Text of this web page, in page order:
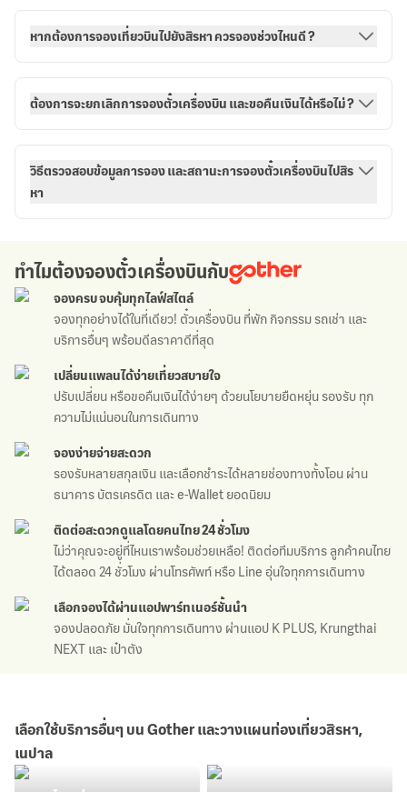
หากต้องการจองเที่ยวบินไปยังสิรหา ควรจองช่วงไหนดี ?
ต้องการจะยกเลิกการจองตั๋วเครื่องบิน และขอคืนเงินได้หรือไม่ ?
วิธีตรวจสอบข้อมูลการจอง และสถานะการจองตั๋วเครื่องบินไปสิร
หา
ทำไมต้องจองตั๋วเครื่องบินกับ
กับ
จองครบ จบคุ้มทุกไลฟ์สไตล์
จองทุกอย่างได้ในที่เดียว! ตั๋วเครื่องบิน ที่พัก กิจกรรมรถเช่า และ
บริการอื่นๆพร้อมดีลราคาดีที่สุด
เปลี่ยนแพลนได้ง่ายเที่ยวสบายใจ
ปรับเปลี่ยน หรือขอคืนเงินได้ง่ายๆ ด้วยนโยบายยืดหยุ่น รองรับทุก
ความไม่แน่นอนในการเดินทาง
จองง่ายจ่ายสะดวก
รองรับหลายสกุลเงิน และเลือกชำระได้หลายช่องทางทั้งโอนผ่าน
ธนาคาร บัตรเครดิต และ e-Wallet ยอดนิยม
ติดต่อสะดวกดูแลโดยคนไทย 24 ชั่วโมง
ไม่ว่าคุณจะอยู่ที่ไหนเราพร้อมช่วยเหลือ! ติดต่อทีมบริการลูกค้าคนไทย
ได้ตลอด 24 ชั่วโมง ผ่านโทรศัพท์ หรือ Lineอุ่นใจทุกการเดินทาง
เลือกจองได้ผ่านแอปพาร์ทเนอร์ชั้นนำ
จองปลอดภัย มั่นใจทุกการเดินทาง ผ่านแอป K PLUS,Krungthai
NEXT และ เป๋าตัง
เลือกใช้บริการอื่นๆ บน Gother และวางแผนท่องเที่ยวสิรหา,
เนปาล